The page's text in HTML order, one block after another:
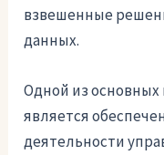
взвешенные
данных.
Одной из
является
деятельности